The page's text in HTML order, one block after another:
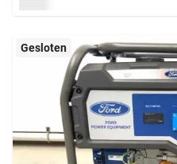
Gesloten